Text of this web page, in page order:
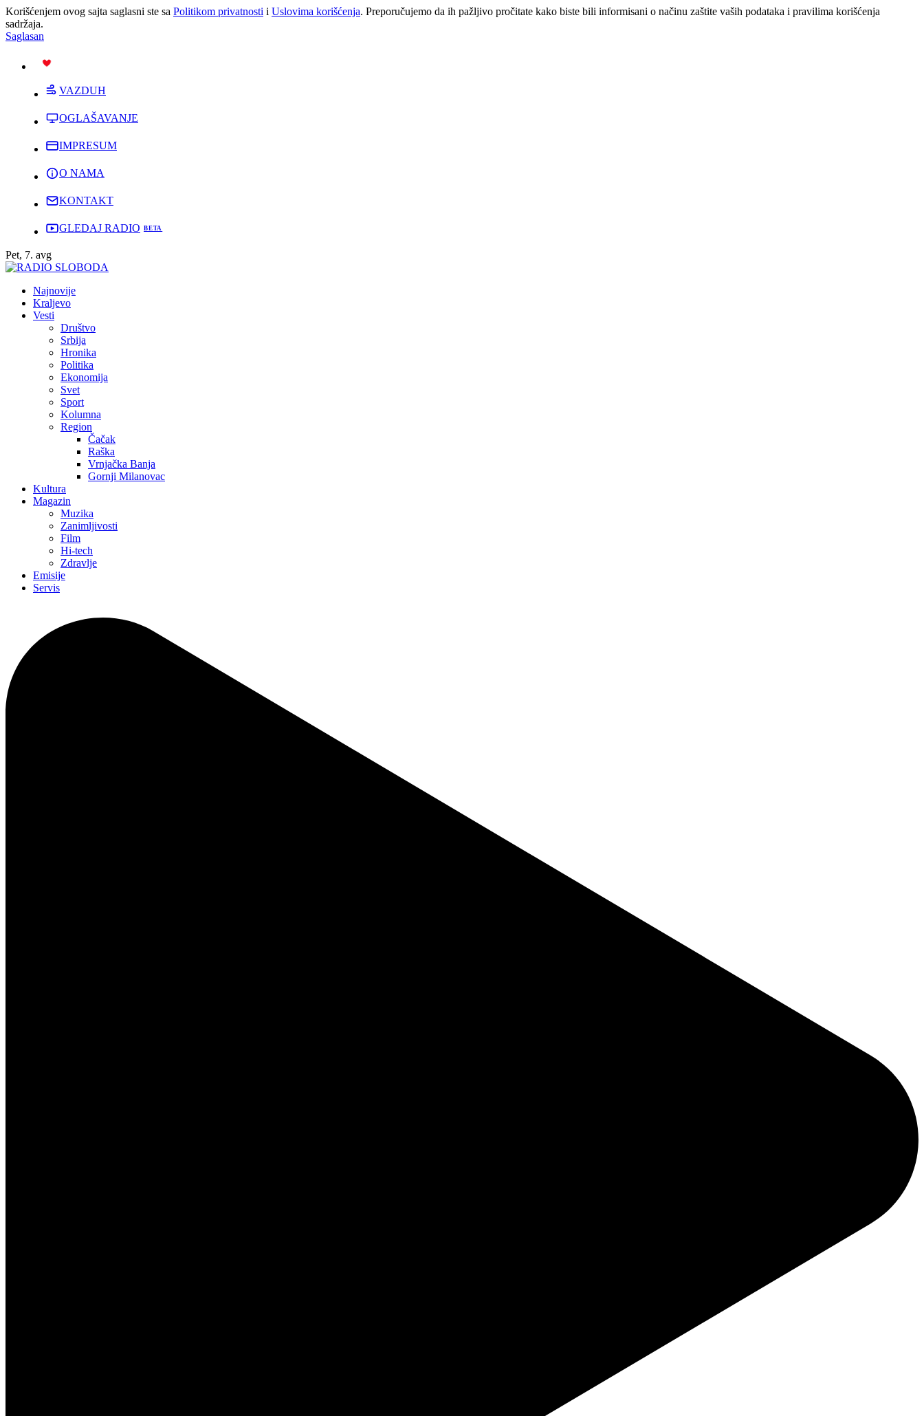
Korišćenjem ovog sajta saglasni ste sa Politikom privatnosti i Uslovima korišćenja. Preporučujemo da ih pažljivo pročitate kako biste bili informisani o načinu zaštite vaših podataka i pravilima korišćenja
sadržaja.
Saglasan
VAZDUH
OGLAŠAVANJE
IMPRESUM
O NAMA
KONTAKT
GLEDAJ RADIO
Pet, 7. avg
Najnovije
Kraljevo
Vesti
Društvo
Srbija
Hronika
Politika
Ekonomija
Svet
Sport
Kolumna
Region
Čačak
Raška
Vrnjačka Banja
Gornji Milanovac
Kultura
Magazin
Muzika
Zanimljivosti
Film
Hi-tech
Zdravlje
Emisije
Servis